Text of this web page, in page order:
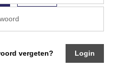
vergeten? Login